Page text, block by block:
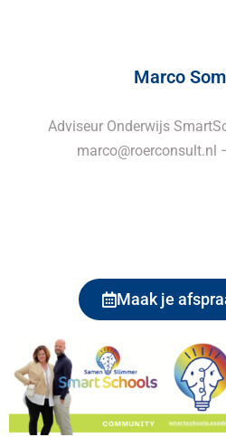
Marco
Adviseur Onderwijs
marco@roerconsult.nl
Maak je